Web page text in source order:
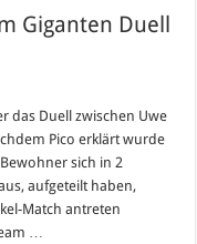
Giganten Duell
das Duell zwischen Uwe
Pico erklärt wurde
sich in 2
aufgeteilt haben,
Match antreten
…